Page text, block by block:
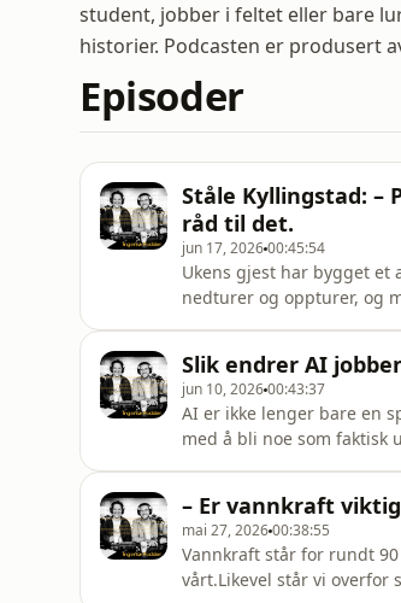
student, jobber i feltet eller bare
historier. Podcasten er produsert
Episoder
Ståle Kyllingstad: –
råd til det.
jun 17, 202600:45:54
Ukens gjest har bygget et
nedturer og oppturer, og
fra et
Slik endrer AI
jun 10, 202600:43:37
AI er ikke lenger bare en
med å bli noe som
se
– Er vannkraft
mai 27, 202600:38:55
Vannkraft står for rundt
vårt.Likevel står vi overfor